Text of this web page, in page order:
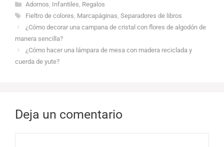
Categorías
Adornos, Infantiles, Regalos
Etiquetas
Fieltro de colores, Marcapáginas, Separadores de libros
¿Cómo decorar una campana de cristal con flores de algodón de
manera sencilla?
¿Cómo hacer una lámpara de mesa con madera reciclada y
cuerda de yute?
Deja un comentario